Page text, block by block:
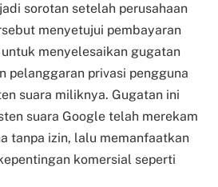
sorotan setelah perusahaan
menyetujui pembayaran
untuk menyelesaikan gugatan
pelanggaran privasi pengguna
suara miliknya. Gugatan ini
suara Google telah merekam
tanpa izin, lalu memanfaatkan
komersial seperti